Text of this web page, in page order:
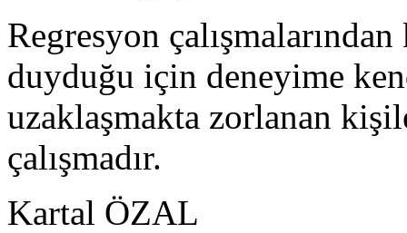
Regresyon
duyduğu için deneyime
uzaklaşmakta zorlanan
çalışmadır.
Kartal ÖZAL